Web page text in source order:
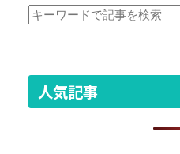
検索
人気記事